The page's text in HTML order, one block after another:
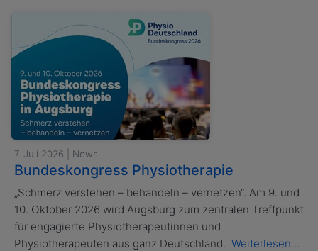
7. Juli 2026 | News
Bundeskongress Physiotherapie
„Schmerz verstehen – behandeln – vernetzen“. Am 9. und
10. Oktober 2026 wird Augsburg zum zentralen Treffpunkt
für engagierte Physiotherapeutinnen und
Physiotherapeuten aus ganz Deutschland. Weiterlesen...